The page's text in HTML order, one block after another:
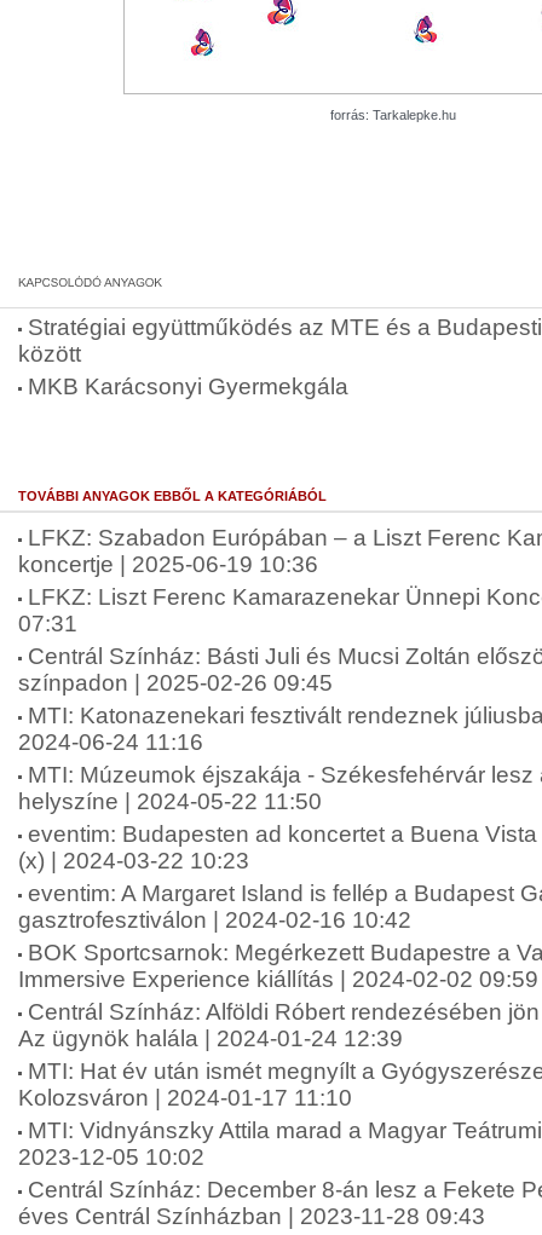
forrás: Tarkalepke.hu
Stratégiai együttműködés az MTE és a
között
MKB Karácsonyi Gyermekgála
TOVÁBBI ANYAGOK EBBŐL A KATEGÓRIÁBÓL
LFKZ: Szabadon Európában – a Liszt Ferenc
koncertje | 2025-06-19 10:36
LFKZ: Liszt Ferenc Kamarazenekar Ünnepi
07:31
Centrál Színház: Básti Juli és Mucsi Zoltán
színpadon | 2025-02-26 09:45
MTI: Katonazenekari fesztivált rendeznek
2024-06-24 11:16
MTI: Múzeumok éjszakája - Székesfehérvár
helyszíne | 2024-05-22 11:50
eventim: Budapesten ad koncertet a Buena
(x) | 2024-03-22 10:23
eventim: A Margaret Island is fellép a Budapest
gasztrofesztiválon | 2024-02-16 10:42
BOK Sportcsarnok: Megérkezett Budapestre a
Immersive Experience kiállítás | 2024-02-02 09:59
Centrál Színház: Alföldi Róbert rendezésében
Az ügynök halála | 2024-01-24 12:39
MTI: Hat év után ismét megnyílt a
Kolozsváron | 2024-01-17 11:10
MTI: Vidnyánszky Attila marad a Magyar
2023-12-05 10:02
Centrál Színház: December 8-án lesz a Fekete
éves Centrál Színházban | 2023-11-28 09:43